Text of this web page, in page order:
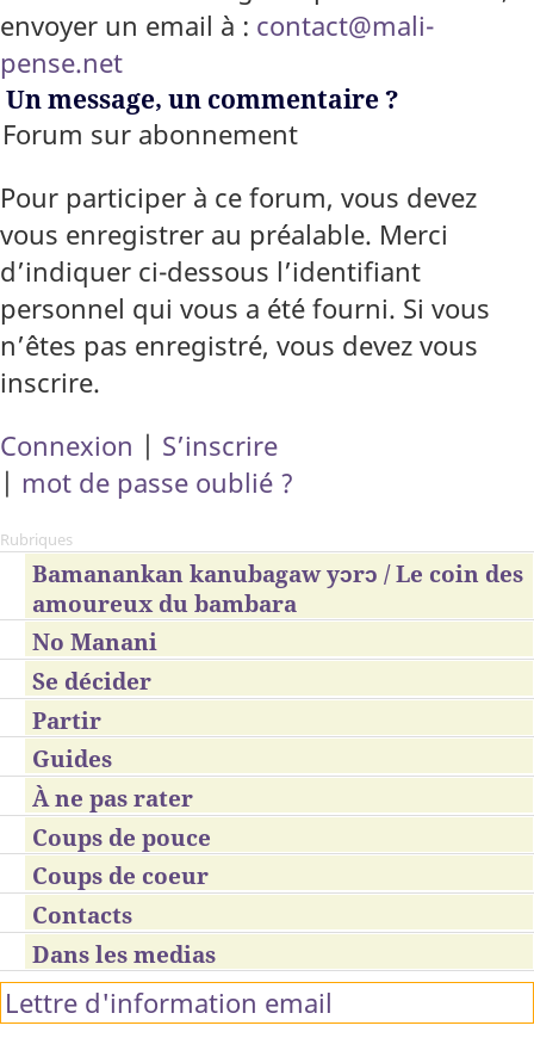
envoyer un email à : contact@mali-
pense.net
Un message, un commentaire ?
Forum sur abonnement
Pour participer à ce forum, vous devez
vous enregistrer au préalable. Merci
d’indiquer ci-dessous l’identifiant
personnel qui vous a été fourni. Si vous
n’êtes pas enregistré, vous devez vous
inscrire.
Connexion | S’inscrire
| mot de passe oublié ?
Rubriques
Bamanankan kanubagaw yɔrɔ / Le coin des
amoureux du bambara
No Manani
Se décider
Partir
Guides
À ne pas rater
Coups de pouce
Coups de coeur
Contacts
Dans les medias
Lettre d'information email